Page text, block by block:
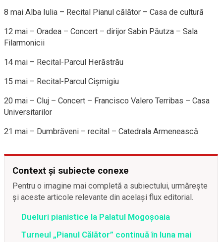
8 mai Alba Iulia – Recital Pianul călător – Casa de cultură
12 mai – Oradea – Concert – dirijor Sabin Păutza – Sala
Filarmonicii
14 mai – Recital-Parcul Herăstrău
15 mai – Recital-Parcul Cişmigiu
20 mai – Cluj – Concert – Francisco Valero Terribas – Casa
Universitarilor
21 mai – Dumbrăveni – recital – Catedrala Armenească
Context și subiecte conexe
Pentru o imagine mai completă a subiectului, urmărește
și aceste articole relevante din același flux editorial.
Dueluri pianistice la Palatul Mogoșoaia
Turneul „Pianul Călător” continuă în luna mai